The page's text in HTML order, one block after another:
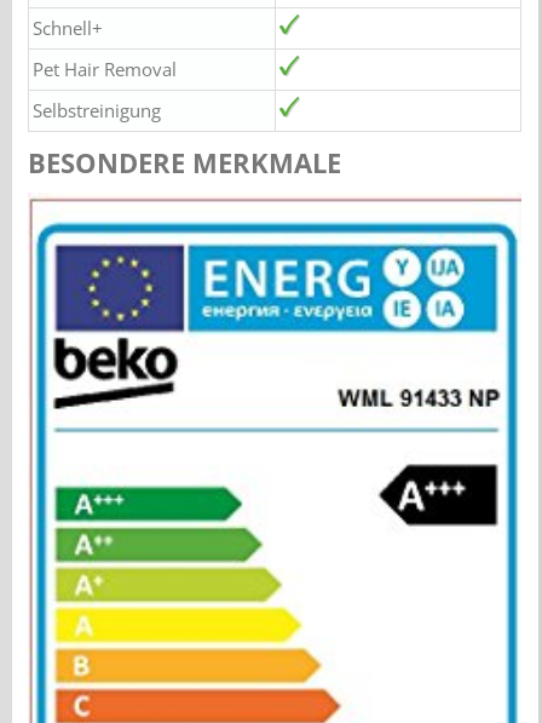
Schnell+
Pet Hair Removal
Selbstreinigung
BESONDERE MERKMALE